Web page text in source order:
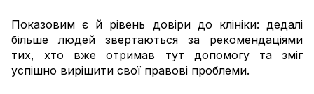
Показовим є й рівень довіри до клініки: дедалі
більше людей звертаються за рекомендаціями
тих, хто вже отримав тут допомогу та зміг
успішно вирішити свої правові проблеми.